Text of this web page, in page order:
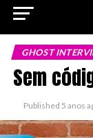
GHOST
Sem
Published 5 anos